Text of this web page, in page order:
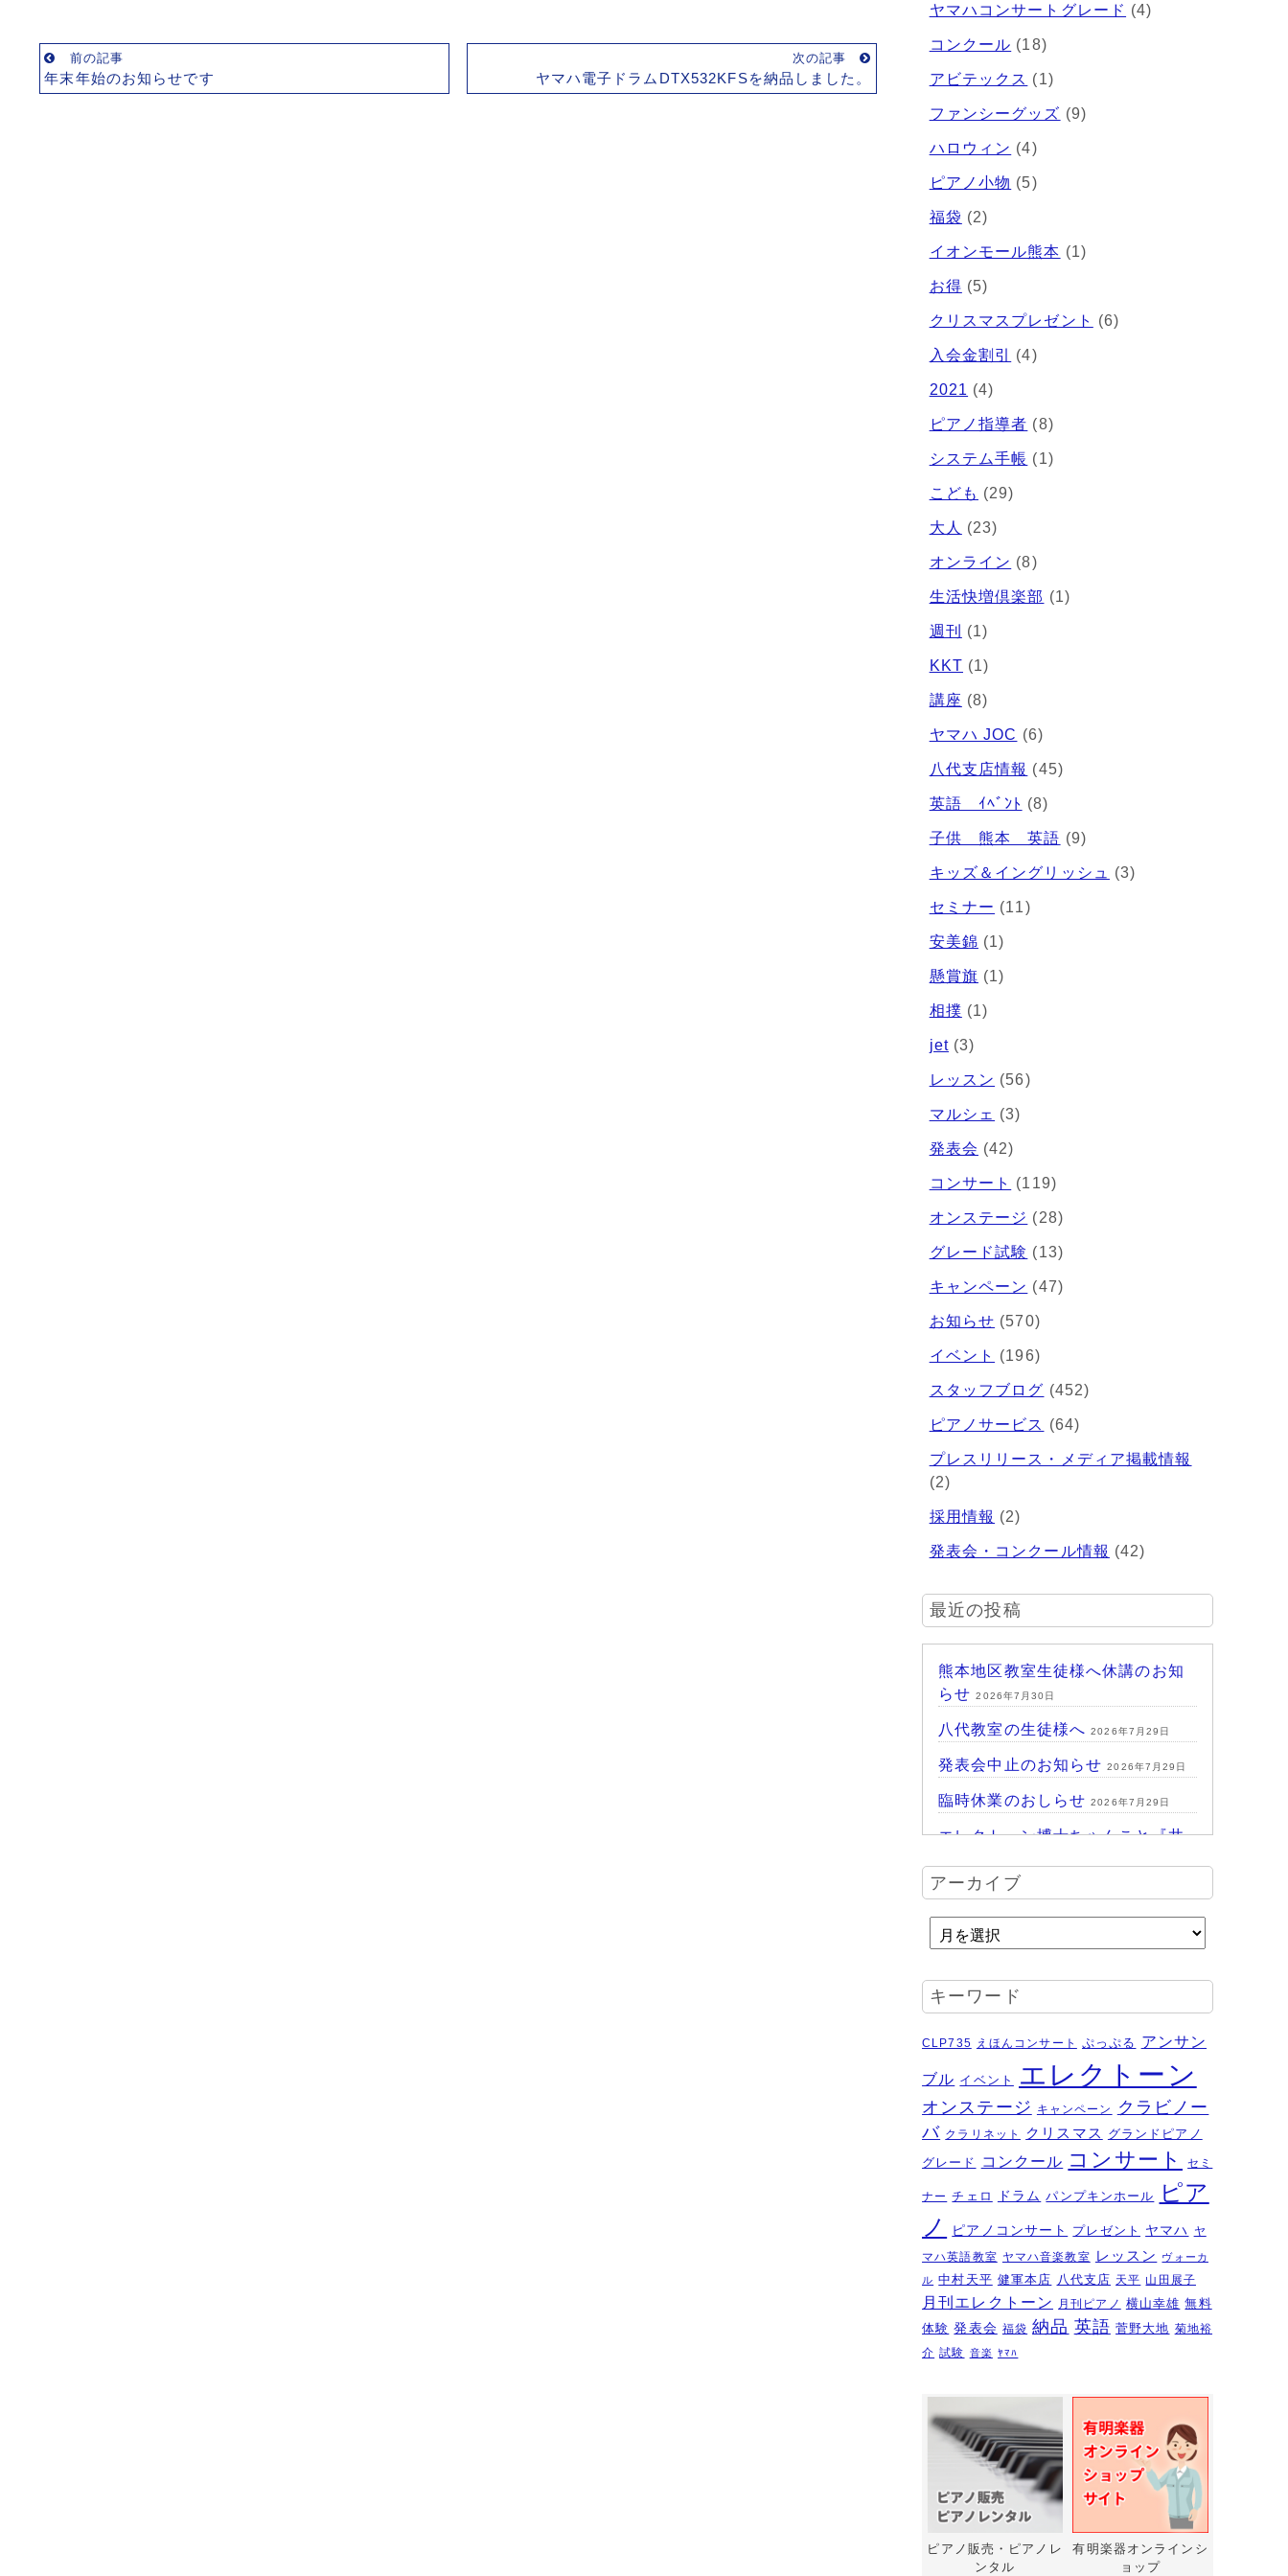
前の記事
年末年始のお知らせです
次の記事
ヤマハ電子ドラムDTX532KFSを納品しました。
ヤマハコンサートグレード (4)
コンクール (18)
アビテックス (1)
ファンシーグッズ (9)
ハロウィン (4)
ピアノ小物 (5)
福袋 (2)
イオンモール熊本 (1)
お得 (5)
クリスマスプレゼント (6)
入会金割引 (4)
2021 (4)
ピアノ指導者 (8)
システム手帳 (1)
こども (29)
大人 (23)
オンライン (8)
生活快増倶楽部 (1)
週刊 (1)
KKT (1)
講座 (8)
ヤマハ JOC (6)
八代支店情報 (45)
英語 ｲﾍﾞﾝﾄ (8)
子供 熊本 英語 (9)
キッズ＆イングリッシュ (3)
セミナー (11)
安美錦 (1)
懸賞旗 (1)
相撲 (1)
jet (3)
レッスン (56)
マルシェ (3)
発表会 (42)
コンサート (119)
オンステージ (28)
グレード試験 (13)
キャンペーン (47)
お知らせ (570)
イベント (196)
スタッフブログ (452)
ピアノサービス (64)
プレスリリース・メディア掲載情報
(2)
採用情報 (2)
発表会・コンクール情報 (42)
最近の投稿
熊本地区教室生徒様へ休講のお知
らせ 2026年7月30日
八代教室の生徒様へ 2026年7月29日
発表会中止のお知らせ 2026年7月29日
臨時休業のおしらせ 2026年7月29日
エレクトーン博士ちゃんこと『井
探求講座』
ハッピーパーク終了♪ 2026年7月14日
HAPPY PARK 2026～ハピパでみ
ク体験
2026年7月6日
受賞結果 ヤマハエレクトーンフ
夏のおトクなキャンペーン・・・
その２ 2026年6月11日
夏のおトクなキャンペーン・・・
その１
ピアノを購入するなら今！『ひと
足早いサマーセール』6/14～7/12
2026年6月7日
ピアノ・アドヴェンチャー研究会
発表会を実施しました～🎵
実施しました～～🎵 2026年5月2日
第22回有明楽器ピアノコンクール
受賞結果・審査員講評 2026年4月23日
『ピアノ・アドヴェンチャー ベ
ーシックシリーズセミナー
Vol,1』講座のお知らせ
新型エレクトーン「ELS03シリー
アーカイブ
キーワード
CLP735 えほんコンサート ぷっぷる アンサン
ブル イベント エレクトーン
オンステージ キャンペーン
クラビノー
バ クラリネット クリスマス グランドピアノ
グレード
コンクール コンサート セミ
ナー チェロ ドラム パンプキンホール
ピア
ノ
ピアノコンサート プレゼント ヤマハ ヤ
マハ英語教室 ヤマハ音楽教室 レッスン
ヴォーカ
ル 中村天平 健軍本店 八代支店 天平 山田展子
月刊エレクトーン 月刊ピアノ 横山幸雄 無料
体験 発表会 福袋 納品 英語 菅野大地 菊地裕
介 試験 音楽 ﾔﾏﾊ
ピアノ販売・ピアノレ
ンタル
有明楽器オンラインシ
ョップ